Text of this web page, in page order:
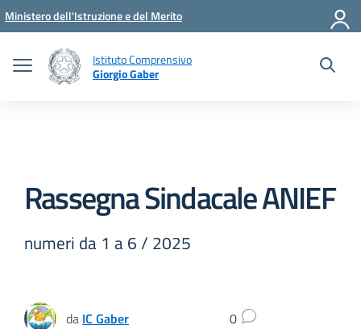
Vai ai contenuti
Vai al menu di navigazione
Vai al footer
Ministero dell'Istruzione e del Merito
Istituto Comprensivo
Giorgio Gaber
Rassegna Sindacale ANIEF
numeri da 1 a 6 / 2025
da IC Gaber 0